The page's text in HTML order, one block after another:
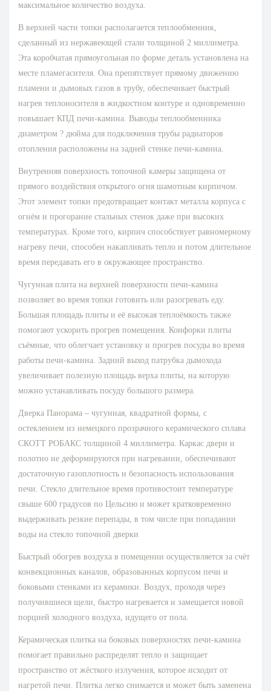
максимальное количество воздуха.
В верхней части топки располагается теплообменник,
сделанный из нержавеющей стали толщиной 2 миллиметра.
Эта коробчатая прямоугольная по форме деталь установлена на
месте пламегасителя. Она препятствует прямому движению
пламени и дымовых газов в трубу, обеспечивает быстрый
нагрев теплоносителя в жидкостном контуре и одновременно
повышает КПД печи-камина. Выводы теплообменника
диаметром ? дюйма для подключения трубы радиаторов
отопления расположены на задней стенке печи-камина.
Внутренняя поверхность топочной камеры защищена от
прямого воздействия открытого огня шамотным кирпичом.
Этот элемент топки предотвращает контакт металла корпуса с
огнём и прогорание стальных стенок даже при высоких
температурах. Кроме того, кирпич способствует равномерному
нагреву печи, способен накапливать тепло и потом длительное
время передавать его в окружающее пространство.
Чугунная плита на верхней поверхности печи-камина
позволяет во время топки готовить или разогревать еду.
Большая площадь плиты и её высокая теплоёмкость также
помогают ускорить прогрев помещения. Конфорки плиты
съёмные, что облегчает установку и прогрев посуды во время
работы печи-камина. Задний выход патрубка дымохода
увеличивает полезную площадь верха плиты, на которую
можно устанавливать посуду большого размера.
Дверка Панорама – чугунная, квадратной формы, с
остеклением из немецкого прозрачного керамического сплава
СКОТТ РОБАКС толщиной 4 миллиметра. Каркас двери и
полотно не деформируются при нагревании, обеспечивают
достаточную газоплотность и безопасность использования
печи. Стекло длительное время противостоит температуре
свыше 600 градусов по Цельсию и может кратковременно
выдерживать резкие перепады, в том числе при попадании
воды на стекло топочной дверки
Быстрый обогрев воздуха в помещении осуществляется за счёт
конвекционных каналов, образованных корпусом печи и
боковыми стенками из керамики. Воздух, проходя через
получившиеся щели, быстро нагревается и замещается новой
порцией холодного воздуха, идущего от пола.
Керамическая плитка на боковых поверхностях печи-камина
помогает правильно распределят тепло и защищает
пространство от жёсткого излучения, которое исходит от
нагретой печи. Плитка легко снимается и может быть заменена